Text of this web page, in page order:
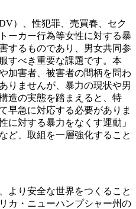
）、性犯罪、売買春、セク
ーカー行為等女性に対する暴
するものであり、男女共同参
すべき重要な課題です。本
加害者、被害者の間柄を問わ
りませんが、暴力の現状や男
造の実態を踏まえると、特
早急に対応する必要がありま
に対する暴力をなくす運動」
ど、取組を一層強化すること
より安全な世界をつくること
カ・ニューハンプシャー州の